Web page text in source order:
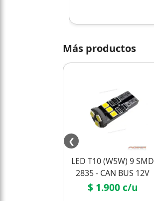
Más productos
❮
LED T10 (W5W) 9 SMD
2835 - CAN BUS 12V
$ 1.900 c/u